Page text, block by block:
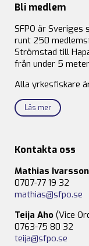
Bli medlem
SFPO är
runt 250
Strömstad till
från under 5
Alla yrkesfiskare
Läs mer
Kontakta oss
Mathias Ivarsson
0707-77 19 32
mathias@sfpo.se
Teija Aho (Vice
0763-75 80 32
teija@sfpo.se